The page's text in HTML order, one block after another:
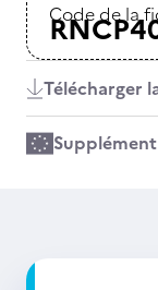
Code de la
Télécharger